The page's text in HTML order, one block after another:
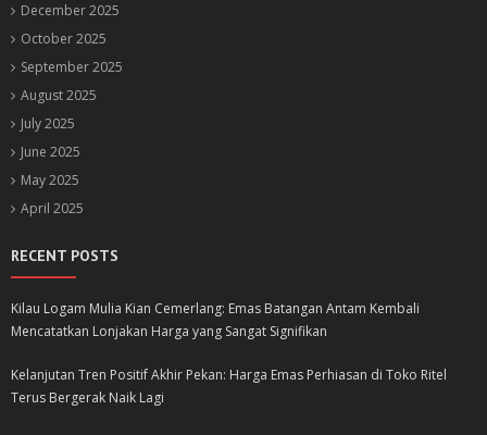
December 2025
October 2025
September 2025
August 2025
July 2025
June 2025
May 2025
April 2025
RECENT POSTS
Kilau Logam Mulia Kian Cemerlang: Emas Batangan Antam Kembali
Mencatatkan Lonjakan Harga yang Sangat Signifikan
Kelanjutan Tren Positif Akhir Pekan: Harga Emas Perhiasan di Toko Ritel
Terus Bergerak Naik Lagi